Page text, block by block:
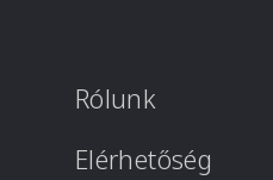
Rólunk
Elérhetőség